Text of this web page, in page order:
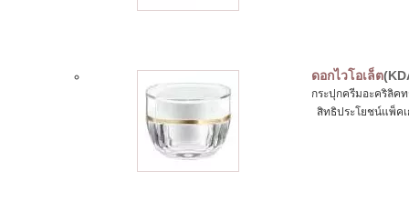
ดอกไวโอเล็ต
กระปุกครีมอะคริลิ
สิทธิประโยชน์แพ็ค